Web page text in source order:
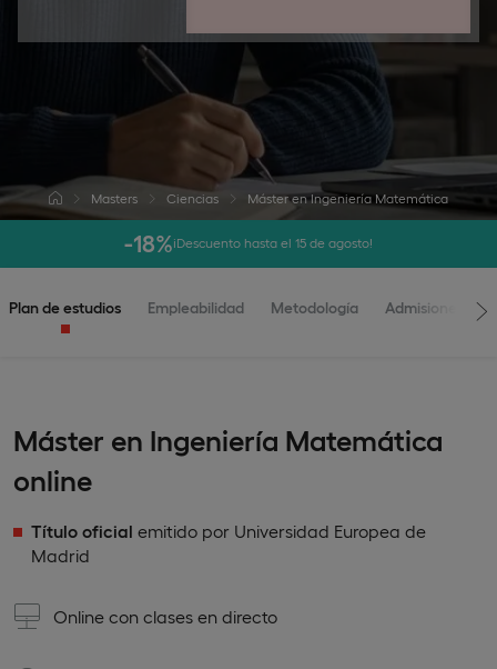
Masters Ciencias Máster en Ingeniería Matemática
-18%¡Descuento hasta el 15 de agosto!
Plan de estudios Empleabilidad Metodología Admisiones
Máster en Ingeniería Matemática
online
Título oficial emitido por Universidad Europea de
Madrid
Online con clases en directo